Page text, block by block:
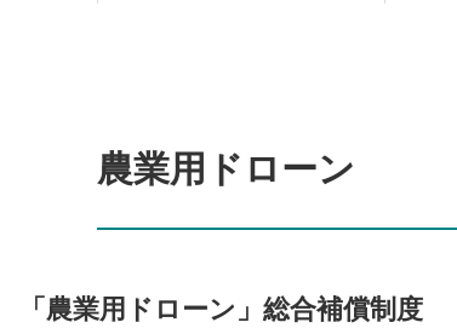
農業用ドローン
「農業用ドローン」総合補償制度